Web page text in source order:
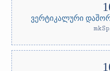
ვერტიკალური